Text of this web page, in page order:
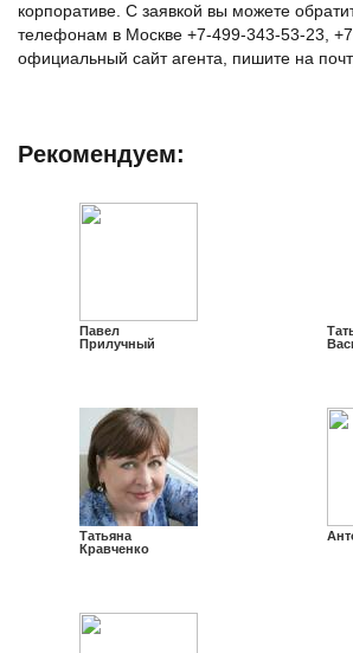
корпоративе. С заявкой вы можете
телефонам в Москве +7-499-343-53-23,
официальный сайт агента, пишите на
Рекомендуем:
Павел
Прилучный
Татьяна
Кравченко